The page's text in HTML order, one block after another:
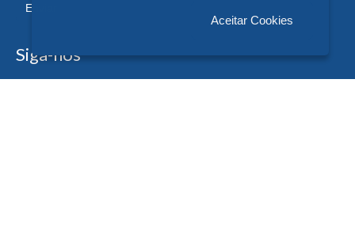
Enviar
Siga-nos
Aceitar Cookies